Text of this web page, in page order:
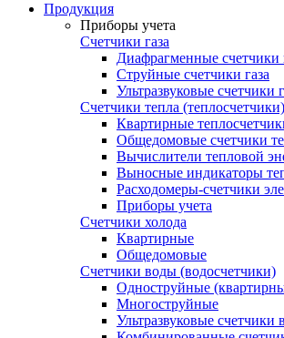
Продукция
Приборы учета
Счетчики газа
Диафрагменные счетчики
Струйные счетчики газа
Ультразвуковые счетчики
Счетчики тепла (теплосчетчики)
Квартирные
Общедомовые счетчики
Вычислители тепловой
Выносные индикаторы
Расходомеры-счетчики
Приборы учета
Счетчики холода
Квартирные
Общедомовые
Счетчики воды (водосчетчики)
Одноструйные
Многоструйные
Ультразвуковые счетчики